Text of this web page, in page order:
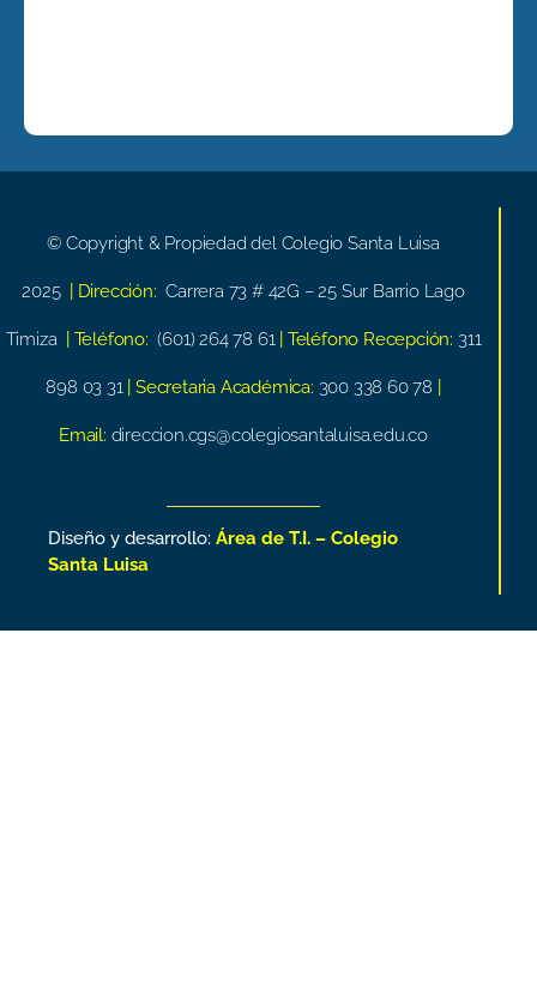
© Copyright & Propiedad del Colegio Santa Luisa
2025 | Dirección: Carrera 73 # 42G – 25 Sur Barrio Lago
Timiza | Teléfono: (601) 264 78 61 | Teléfono Recepción: 311
898 03 31 | Secretaria Académica: 300 338 60 78
Email: direccion.cgs@colegiosantaluisa.edu.co
Diseño y desarrollo: Área de T.I. – Colegio
Santa Luisa